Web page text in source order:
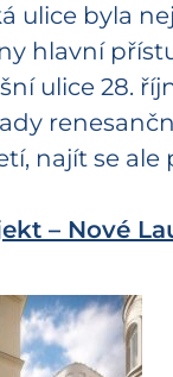
ulice byla
hlavní
ulice 28.
najít se
– Nové